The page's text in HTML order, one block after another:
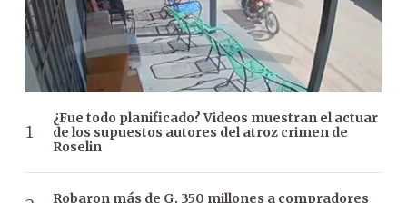
¿Fue todo planificado? Videos muestran el actuar
de los supuestos autores del atroz crimen de
Roselin
Robaron más de G. 350 millones a compradores